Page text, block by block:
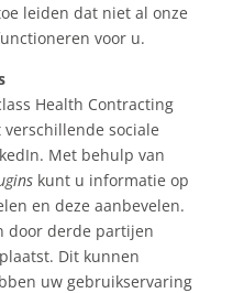
leiden dat niet al onze
voor u.
Health Contracting
sociale
Met behulp van
kunt u informatie op
en deze aanbevelen.
door derde partijen
Dit kunnen
uw gebruikservaring